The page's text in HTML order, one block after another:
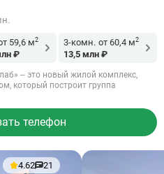
59,6 м2
₽
3-комн. от 60,4 м2
13,5 млн ₽
– это новый жилой комплекс,
который построит группа
телефон
4.62 21